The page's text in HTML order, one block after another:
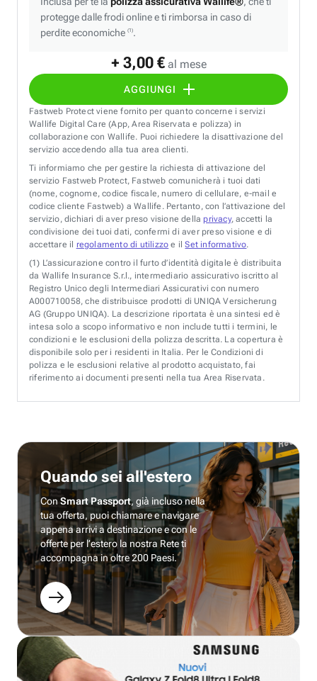
+ 3,00 € al mese
AGGIUNGI
protegge dalle frodi online e ti rimborsa in caso di
perdite economiche (1).
Fastweb Protect viene fornito per quanto concerne i servizi
Wallife Digital Care (App, Area Riservata e polizza) in
collaborazione con Wallife. Puoi richiedere la disattivazione del
servizio accedendo alla tua area clienti.
Ti informiamo che per gestire la richiesta di attivazione del
servizio Fastweb Protect, Fastweb comunicherà i tuoi dati
(nome, cognome, codice fiscale, numero di cellulare, e-mail e
codice cliente Fastweb) a Wallife. Pertanto, con l’attivazione del
servizio, dichiari di aver preso visione della privacy, accetti la
condivisione dei tuoi dati, confermi di aver preso visione e di
accettare il regolamento di utilizzo e ilSet informativo.
(1) L’assicurazione contro il furto d’identità digitale è distribuita
da Wallife Insurance S.r.l., intermediario assicurativo iscritto al
Registro Unico degli Intermediari Assicurativi con numero
A000710058, che distribuisce prodotti di UNIQA Versicherung
AG (Gruppo UNIQA). La descrizione riportata è una sintesi ed è
intesa solo a scopo informativo e non include tutti i termini, le
condizioni e le esclusioni della polizza descritta. La copertura è
disponibile solo per i residenti in Italia. Per le Condizioni di
polizza e le esclusioni relative al prodotto acquistato, fai
riferimento ai documenti presenti nella tua Area Riservata.
Quando sei all'estero
ConSmart Passport, già incluso nella
tua offerta, puoi chiamare e navigare
appena arrivi a destinazione e con le
offerte per l’estero la nostra Rete ti
accompagna in oltre 200 Paesi.